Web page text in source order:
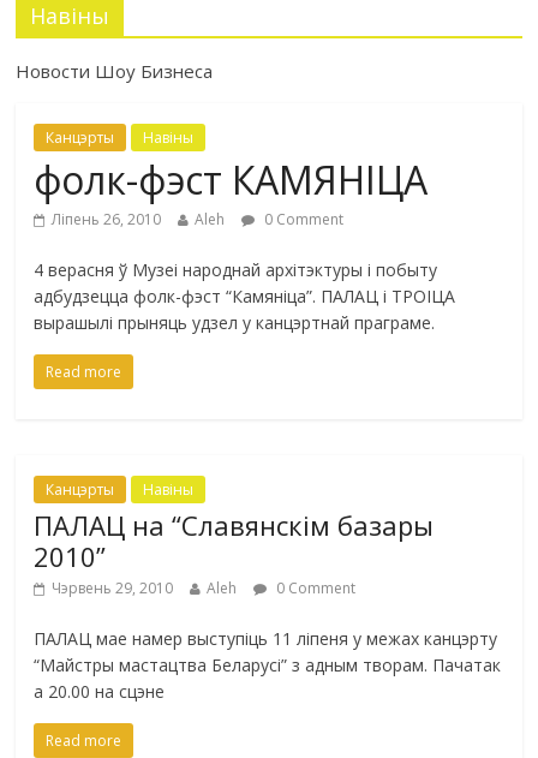
Навіны
Новости Шоу Бизнеса
Канцэрты Навіны
фолк-фэст КАМЯНІЦА
Ліпень 26, 2010 Aleh 0 Comment
4 верасня ў Музеі народнай архітэктуры і побыту
адбудзецца фолк-фэст “Камяніца”. ПАЛАЦ і ТРОІЦА
вырашылі прыняць удзел у канцэртнай праграме.
Read more
Канцэрты Навіны
ПАЛАЦ на “Славянскім базары
2010”
Чэрвень 29, 2010 Aleh 0 Comment
ПАЛАЦ мае намер выступіць 11 ліпеня у межах канцэрту
“Майстры мастацтва Беларусі” з адным творам. Пачатак
а 20.00 на сцэне
Read more